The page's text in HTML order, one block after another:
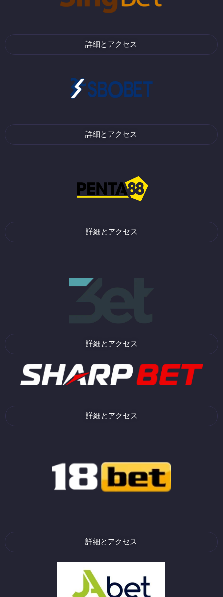
詳細とアクセス
詳細とアクセス
詳細とアクセス
詳細とアクセス
詳細とアクセス
詳細とアクセス